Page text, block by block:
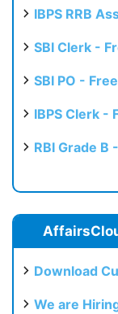
IBPS RRB
SBI Clerk -
SBI PO -
IBPS Clerk -
RBI Grade B
Download
We are